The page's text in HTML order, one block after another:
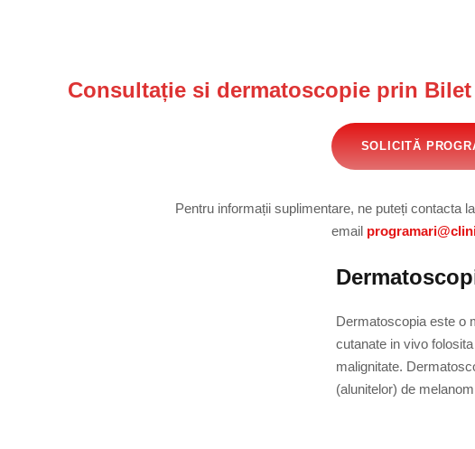
Consultație si dermatoscopie prin
SOLICITĂ
Pentru informații suplimentare, ne puteți contacta
email
Dermatoscopia este o
cutanate in vivo
malignitate.
(alunitelor) de